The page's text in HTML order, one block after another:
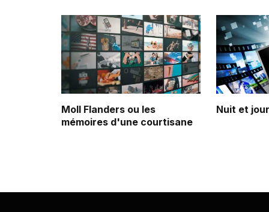
Moll Flanders ou les
mémoires d'une courtisane
Nuit et jour